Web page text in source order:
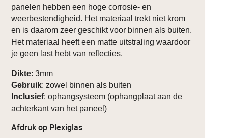
panelen hebben een hoge corrosie- en
weerbestendigheid. Het materiaal trekt niet krom
en is daarom zeer geschikt voor binnen als buiten.
Het materiaal heeft een matte uitstraling waardoor
je geen last hebt van reflecties.
Dikte: 3mm
Gebruik: zowel binnen als buiten
Inclusief: ophangsysteem (ophangplaat aan de
achterkant van het paneel)
Afdruk op Plexiglas